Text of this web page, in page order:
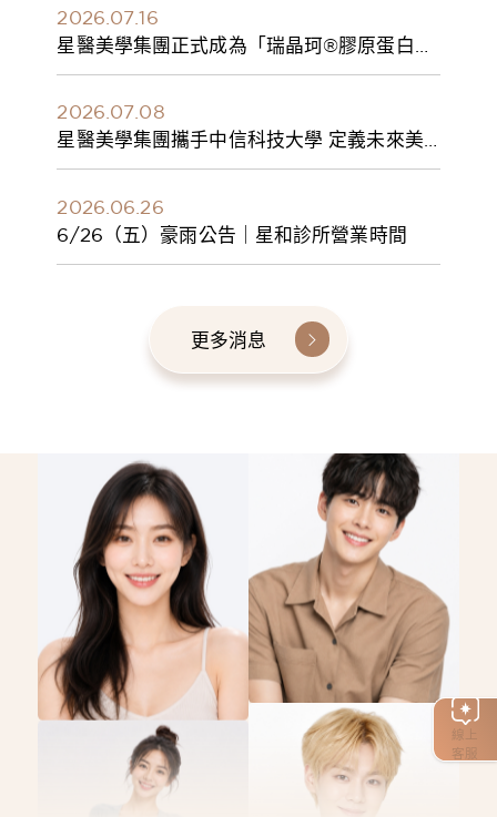
線上
客服
2026.07.16
星醫美學集團正式成為「瑞晶珂®膠原蛋白植
入劑」台灣獨家總代理
2026.07.08
星醫美學集團攜手中信科技大學 定義未來美
學人才新標準 建構健康美學產學共育模式 串
2026.06.26
6/26（五）豪雨公告｜星和診所營業時間
更多消息